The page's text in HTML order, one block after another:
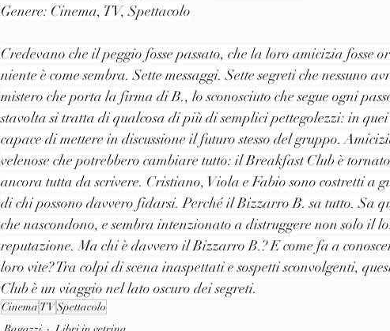
Genere: Cinema, TV, Spettacolo
Credevano che il peggio fosse passato, che la loro amicizia fosse
niente è come sembra. Sette messaggi. Sette segreti che nessuno
mistero che porta la firma di B., lo sconosciuto che segue ogni
stavolta si tratta di qualcosa di più di semplici pettegolezzi: in
capace di mettere in discussione il futuro stesso del gruppo.
velenose che potrebbero cambiare tutto: il Breakfast Club è
ancora tutta da scrivere. Cristiano, Viola e Fabio sono costretti a
di chi possono davvero fidarsi. Perché il Bizzarro B. sa tutto. Sa
che nascondono, e sembra intenzionato a distruggere non solo il
reputazione. Ma chi è davvero il Bizzarro B.? E come fa a
loro vite? Tra colpi di scena inaspettati e sospetti sconvolgenti,
Club è un viaggio nel lato oscuro dei segreti.
Cinema TVSpettacolo